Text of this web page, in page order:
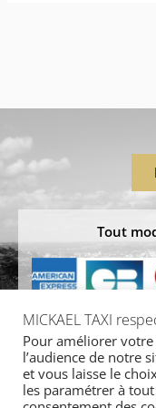
Tout
MICKAEL TAXI
Pour améliorer
l’audience de notre
et vous laisse le
les paramétrer à